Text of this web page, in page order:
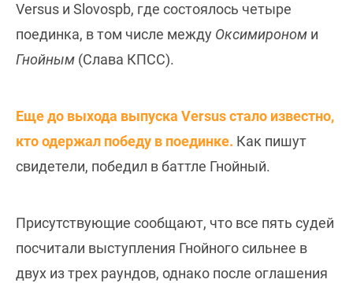
Versus и Slovospb, где состоялось четыре
поединка, в том числе между Оксимироном и
Гнойным (Слава КПСС).
Еще до выхода выпуска Versus стало известно,
кто одержал победу в поединке. Как пишут
свидетели, победил в баттле Гнойный.
Присутствующие сообщают, что все пять судей
посчитали выступления Гнойного сильнее в
двух из трех раундов, однако после оглашения